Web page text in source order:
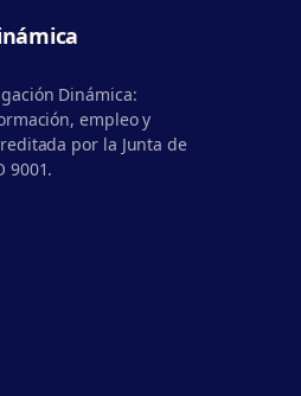
Dinámica:
empleo y
por la Junta de
9001.